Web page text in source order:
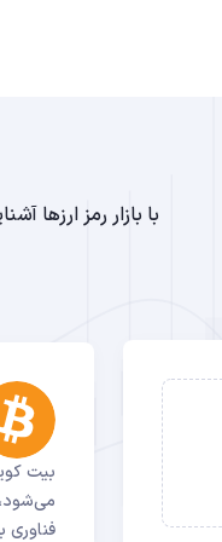
با بازار رمز ارزها
می‌شود،